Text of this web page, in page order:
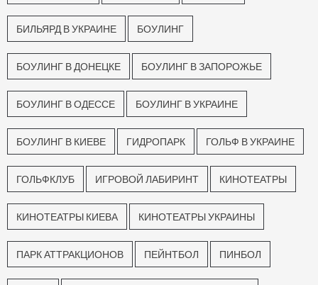
БИЛЬЯРД В УКРАИНЕ БОУЛИНГ
БОУЛИНГ В ДОНЕЦКЕ БОУЛИНГ В ЗАПОРОЖЬЕ
БОУЛИНГ В ОДЕССЕ БОУЛИНГ В УКРАИНЕ
БОУЛИНГ В КИЕВЕ ГИДРОПАРК ГОЛЬФ В УКРАИНЕ
ГОЛЬФКЛУБ ИГРОВОЙ ЛАБИРИНТ КИНОТЕАТРЫ
КИНОТЕАТРЫ КИЕВА КИНОТЕАТРЫ УКРАИНЫ
ПАРК АТТРАКЦИОНОВ ПЕЙНТБОЛ ПИНБОЛ